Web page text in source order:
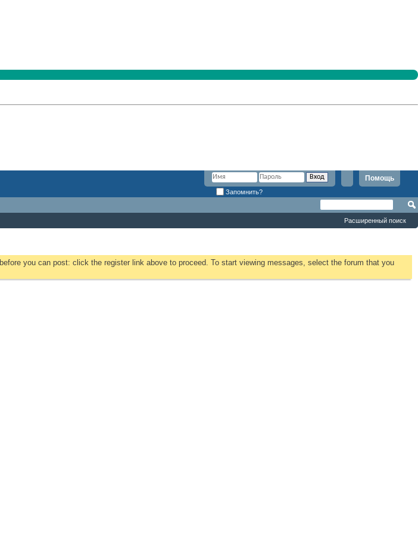
Помощь
Запомнить?
Расширенный поиск
before you can post: click the register link above to proceed. To start viewing messages, select the forum that you